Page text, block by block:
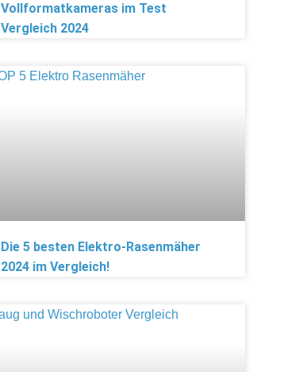
Vollformatkameras im Test
Vergleich 2024
Die 5 besten Elektro-Rasenmäher
2024 im Vergleich!